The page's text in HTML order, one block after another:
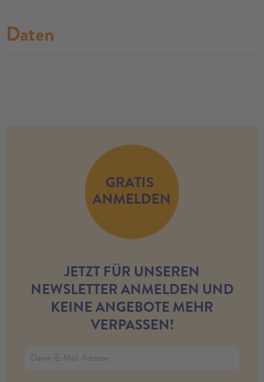
Daten
GRATIS
ANMELDEN
JETZT FÜR UNSEREN
NEWSLETTER ANMELDEN UND
KEINE ANGEBOTE MEHR
VERPASSEN!